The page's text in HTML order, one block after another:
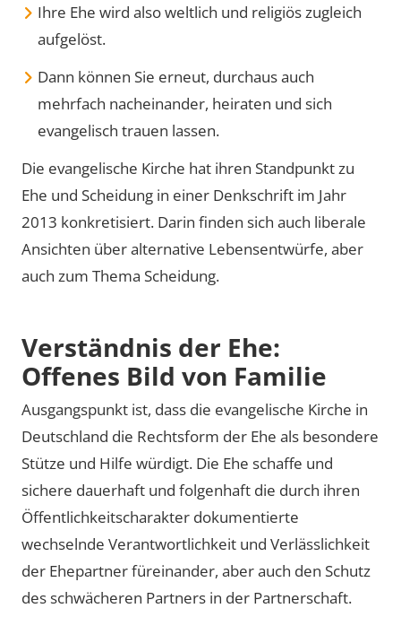
Ihre Ehe wird also weltlich und religiös zugleich
aufgelöst.
Dann können Sie erneut, durchaus auch
mehrfach nacheinander, heiraten und sich
evangelisch trauen lassen.
Die evangelische Kirche hat ihren Standpunkt zu
Ehe und Scheidung in einer Denkschrift im Jahr
2013 konkretisiert. Darin finden sich auch liberale
Ansichten über alternative Lebensentwürfe, aber
auch zum Thema Scheidung.
Verständnis der Ehe:
Offenes Bild von Familie
Ausgangspunkt ist, dass die evangelische Kirche in
Deutschland die Rechtsform der Ehe als besondere
Stütze und Hilfe würdigt. Die Ehe schaffe und
sichere dauerhaft und folgenhaft die durch ihren
Öffentlichkeitscharakter dokumentierte
wechselnde Verantwortlichkeit und Verlässlichkeit
der Ehepartner füreinander, aber auch den Schutz
des schwächeren Partners in der Partnerschaft.